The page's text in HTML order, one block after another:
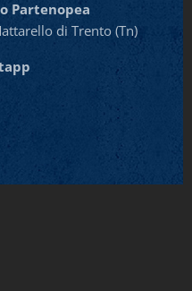
Partenopea
di Trento (Tn)